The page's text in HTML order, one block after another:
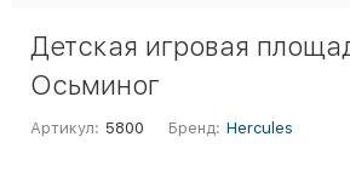
Детская игровая
Осьминог
Артикул: 5800 Бренд: Hercules